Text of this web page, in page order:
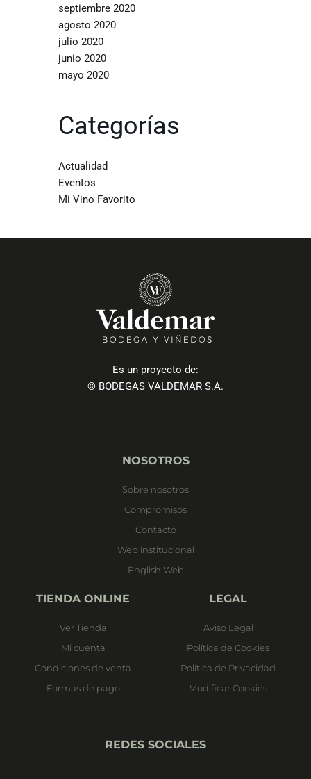
septiembre 2020
agosto 2020
julio 2020
junio 2020
mayo 2020
Categorías
Actualidad
Eventos
Mi Vino Favorito
Es un proyecto de:
© BODEGAS VALDEMAR S.A.
NOSOTROS
Sobre nosotros
Compromisos
Contacto
Web institucional
English Web
TIENDA ONLINE
Ver Tienda
Mi cuenta
Condiciones de venta
Formas de pago
LEGAL
Aviso Legal
Política de Cookies
Política de Privacidad
Modificar Cookies
REDES SOCIALES